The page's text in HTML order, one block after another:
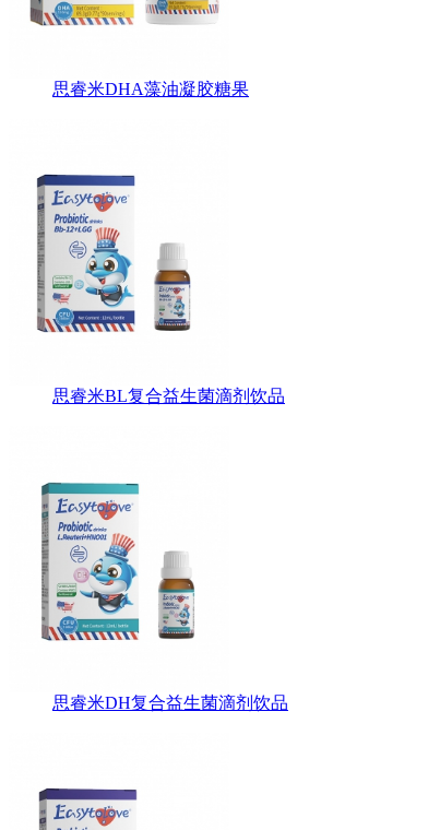
思睿米DHA藻油凝胶糖果
思睿米BL复合益生菌滴剂饮品
思睿米DH复合益生菌滴剂饮品